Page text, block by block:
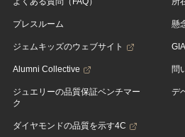
プレスルーム
ジェムキッズのウェブサイト
Alumni Collective
ジュエリーの品質保証ベンチマー
ク
ダイヤモンドの品質を示す4C
懸
問
デ